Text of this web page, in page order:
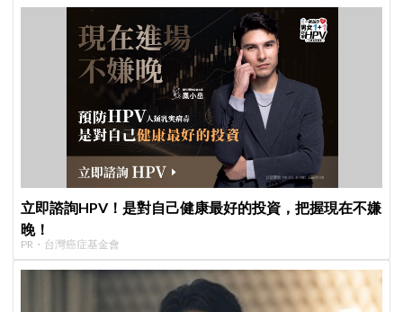
立即諮詢HPV！是對自己健康最好的投資，把握現在不嫌
晚！
PR・台灣癌症基金會